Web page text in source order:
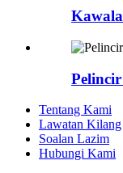
Tentang Kami
Lawatan Kilang
Soalan Lazim
Hubungi Kami